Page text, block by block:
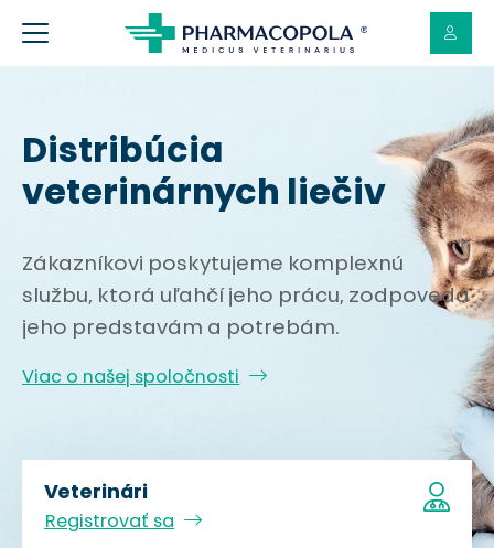
Distribúcia
veterinárnych liečiv
Zákazníkovi poskytujeme komplexnú
službu, ktorá uľahčí jeho prácu, zodpovedá
jeho predstavám a potrebám.
Viac o našej spoločnosti
Veterinári
Registrovať sa